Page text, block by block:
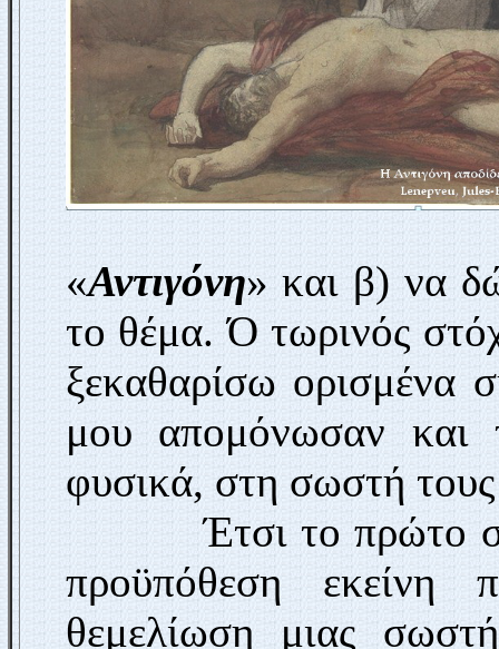
«Αντιγόνη» και β) να
το θέμα. Ό τωρινός
ξεκαθαρίσω ορισμένα
μου απομόνωσαν και
φυσικά, στη σωστή
Έτσι το πρώτο
προϋπόθεση
θεμελίωση μιας